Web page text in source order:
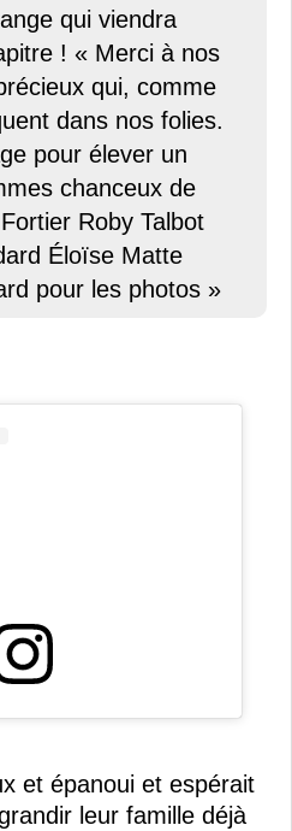
qui viendra
! « Merci à nos
qui, comme
dans nos folies.
pour élever un
chanceux de
Roby Talbot
Éloïse Matte
pour les photos »
et épanoui et espérait
leur famille déjà